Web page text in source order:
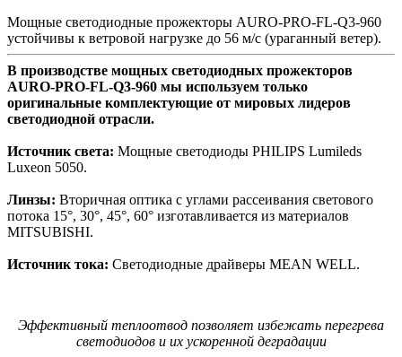
Мощные светодиодные прожекторы AURO-PRO-FL-Q3-960
устойчивы к ветровой нагрузке до 56 м/с (ураганный ветер).
В производстве мощных светодиодных прожекторов
AURO-PRO-FL-Q3-960 мы используем только
оригинальные комплектующие от мировых лидеров
светодиодной отрасли.
Источник света: Мощные светодиоды PHILIPS Lumileds
Luxeon 5050.
Линзы: Вторичная оптика с углами рассеивания светового
потока 15°, 30°, 45°, 60° изготавливается из материалов
MITSUBISHI.
Источник тока: Светодиодные драйверы MEAN WELL.
Эффективный теплоотвод позволяет избежать перегрева
светодиодов и их ускоренной деградации